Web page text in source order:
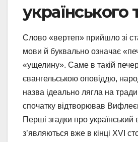
українського
Слово «вертеп» прийшло зі
мови й буквально означає
«ущелину». Саме в такій
євангельською оповіддю,
назва ідеально лягла на
спочатку відтворював
Перші згадки про український
з’являються вже в кінці XVI